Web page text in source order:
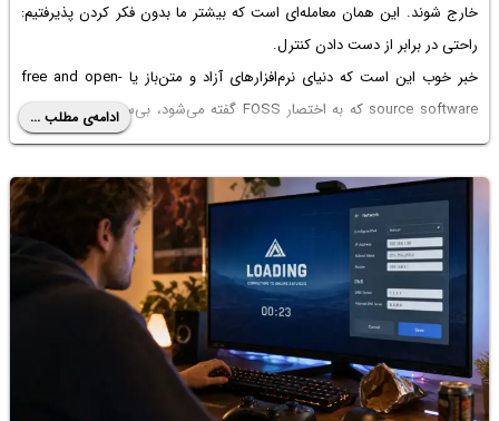
خارج شوند. این همان معامله‌ای است که بیشتر ما بدون فکر کردن پذیرفتیم:
راحتی در برابر از دست دادن کنترل.
خبر خوب این است که دنیای نرم‌افزارهای آزاد و متن‌باز یا free and open-
source software که به اختصار FOSS گفته می‌شود، بی‌سروصدا به سطحی
رسیده که می‌تواند این کنترل را به شما بازگرداند؛ آن هم نه به شکلی که فقط
مناسب افراد حرفه‌ای یا علاقه‌مندان به فناوری باشد. بسیاری از این نرم‌افزارها
امروز واقعاً از جایگزین‌های تجاری خود بهتر هستند.
در ادامه با ۴ سیستم عامل و راهکار نرم‌افزاری کاملاً آزاد و متن‌باز آشنا می‌شویم
که می‌توانند جایگزین محصولات مایکروسافت، گوگل و سایر شرکت‌های بزرگ
فناوری باشد. این نرم‌افزارها قطعاً برای افرادی که در حفظ حریم خصوصی جدی
هستند، جالب و مفید است.
ادامه‌ی مطلب ...